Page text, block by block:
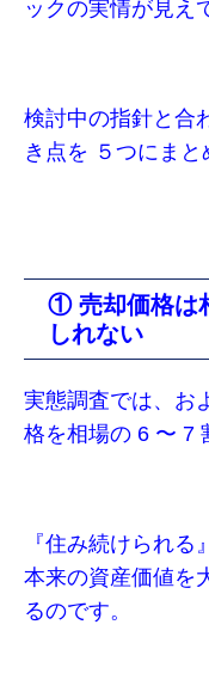
ックの実情が見え
検討中の指針と合
き点を ５つにまと
① 売却価格は
しれない
実態調査では、お
格を相場の 6 〜 7
『住み続けられる
本来の資産価値を
るのです。